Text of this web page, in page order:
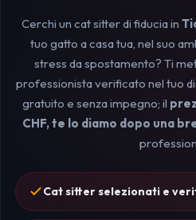
Cerchi un cat sitter di fiducia in
tuo gatto a casa tua, nel suo
stress da spostamento? Ti
professionista verificato nel tuo
gratuito e senza impegno; il
CHF, te lo diamo dopo una
Cat sitter selezionati e